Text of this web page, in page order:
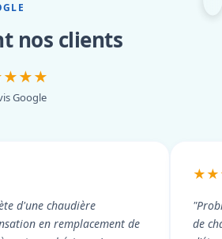
nos clients
Google
d'une chaudière
en remplacement de
de